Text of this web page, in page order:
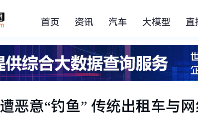
首页 资讯 汽车 大模型 直
恶意“钓鱼” 传统出租车与